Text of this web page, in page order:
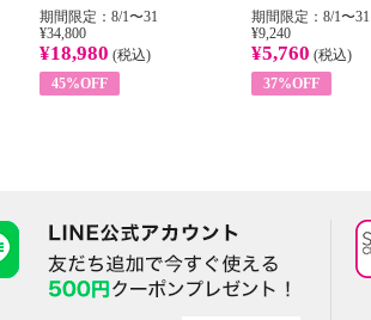
期間限定：8/1〜31
¥34,800
¥18,980 (税込)
45%OFF
期間限定：8/1〜31
¥9,240
¥5,760 (税込)
37%OFF